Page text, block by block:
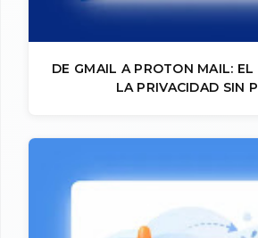
DE GMAIL A PROTON MAIL:
LA PRIVACIDAD SIN